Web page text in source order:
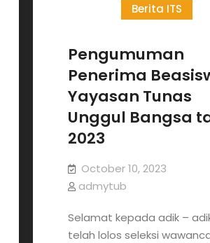
Tahun
Berita ITS
Pengumuman
Penerima
Yayasan Tunas
Unggul Bangsa
2023
October 10, 2023
admytub
Selamat kepada adik –
telah lolos seleksi